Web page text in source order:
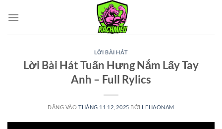
qua
LỜI BÀI HÁT
Lời Bài Hát Tuấn Hưng Nắm Lấy Tay
Anh – Full Rylics
ĐĂNG VÀOTHÁNG 11 12, 2025 BỞI LEHAONAM